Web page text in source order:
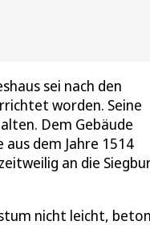
sei nach den
worden. Seine
Dem Gebäude
dem Jahre 1514
an die
nicht leicht,